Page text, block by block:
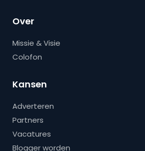
Over
Missie & Visie
Colofon
Kansen
Adverteren
Partners
Vacatures
Blogger worden